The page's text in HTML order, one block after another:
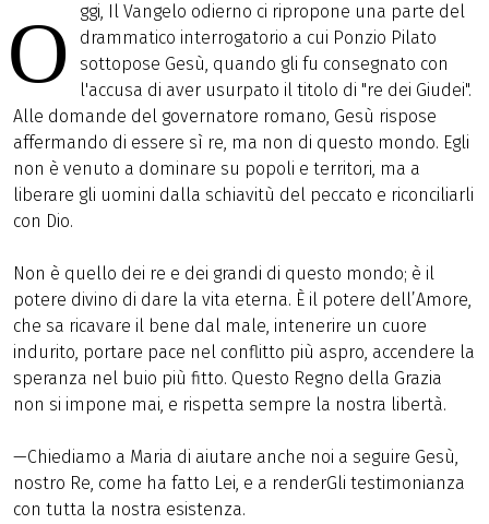
O
ggi, Il Vangelo odierno ci ripropone una parte del
drammatico interrogatorio a cui Ponzio Pilato
sottopose Gesù, quando gli fu consegnato con
l'accusa di aver usurpato il titolo di "re dei Giudei".
Alle domande del governatore romano, Gesù rispose
affermando di essere sì re, ma non di questo mondo. Egli
non è venuto a dominare su popoli e territori, ma a
liberare gli uomini dalla schiavitù del peccato e riconciliarli
con Dio.
Non è quello dei re e dei grandi di questo mondo; è il
potere divino di dare la vita eterna. È il potere dell’Amore,
che sa ricavare il bene dal male, intenerire un cuore
indurito, portare pace nel conflitto più aspro, accendere la
speranza nel buio più fitto. Questo Regno della Grazia
non si impone mai, e rispetta sempre la nostra libertà.
—Chiediamo a Maria di aiutare anche noi a seguire Gesù,
nostro Re, come ha fatto Lei, e a renderGli testimonianza
con tutta la nostra esistenza.